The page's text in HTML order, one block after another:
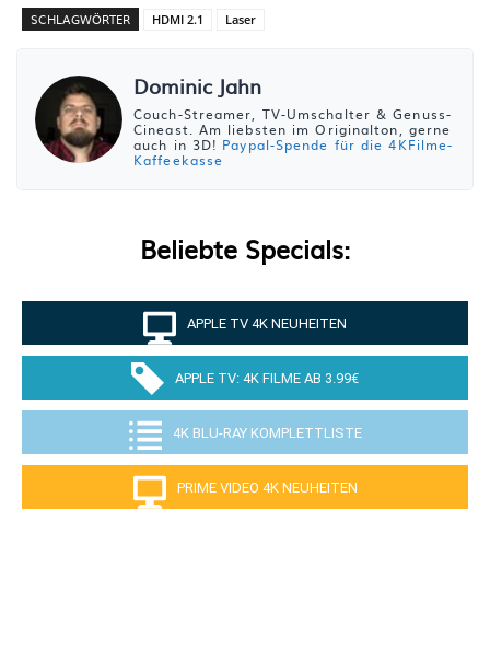
SCHLAGWÖRTER HDMI 2.1 Laser
Dominic Jahn
Couch-Streamer, TV-Umschalter & Genuss-
Cineast. Am liebsten im Originalton, gerne
auch in 3D! Paypal-Spende für die 4KFilme-
Kaffeekasse
Beliebte Specials:
APPLE TV 4K NEUHEITEN
APPLE TV: 4K FILME AB 3.99€
4K BLU-RAY KOMPLETTLISTE
PRIME VIDEO 4K NEUHEITEN